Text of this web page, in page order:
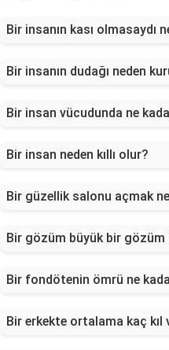
Bir insanın kası olmasaydı
Bir insanın dudağı neden
Bir insan vücudunda ne
Bir insan neden kıllı olur?
Bir güzellik salonu açmak
Bir gözüm büyük bir gözüm
Bir fondötenin ömrü ne
Bir erkekte ortalama kaç kıl